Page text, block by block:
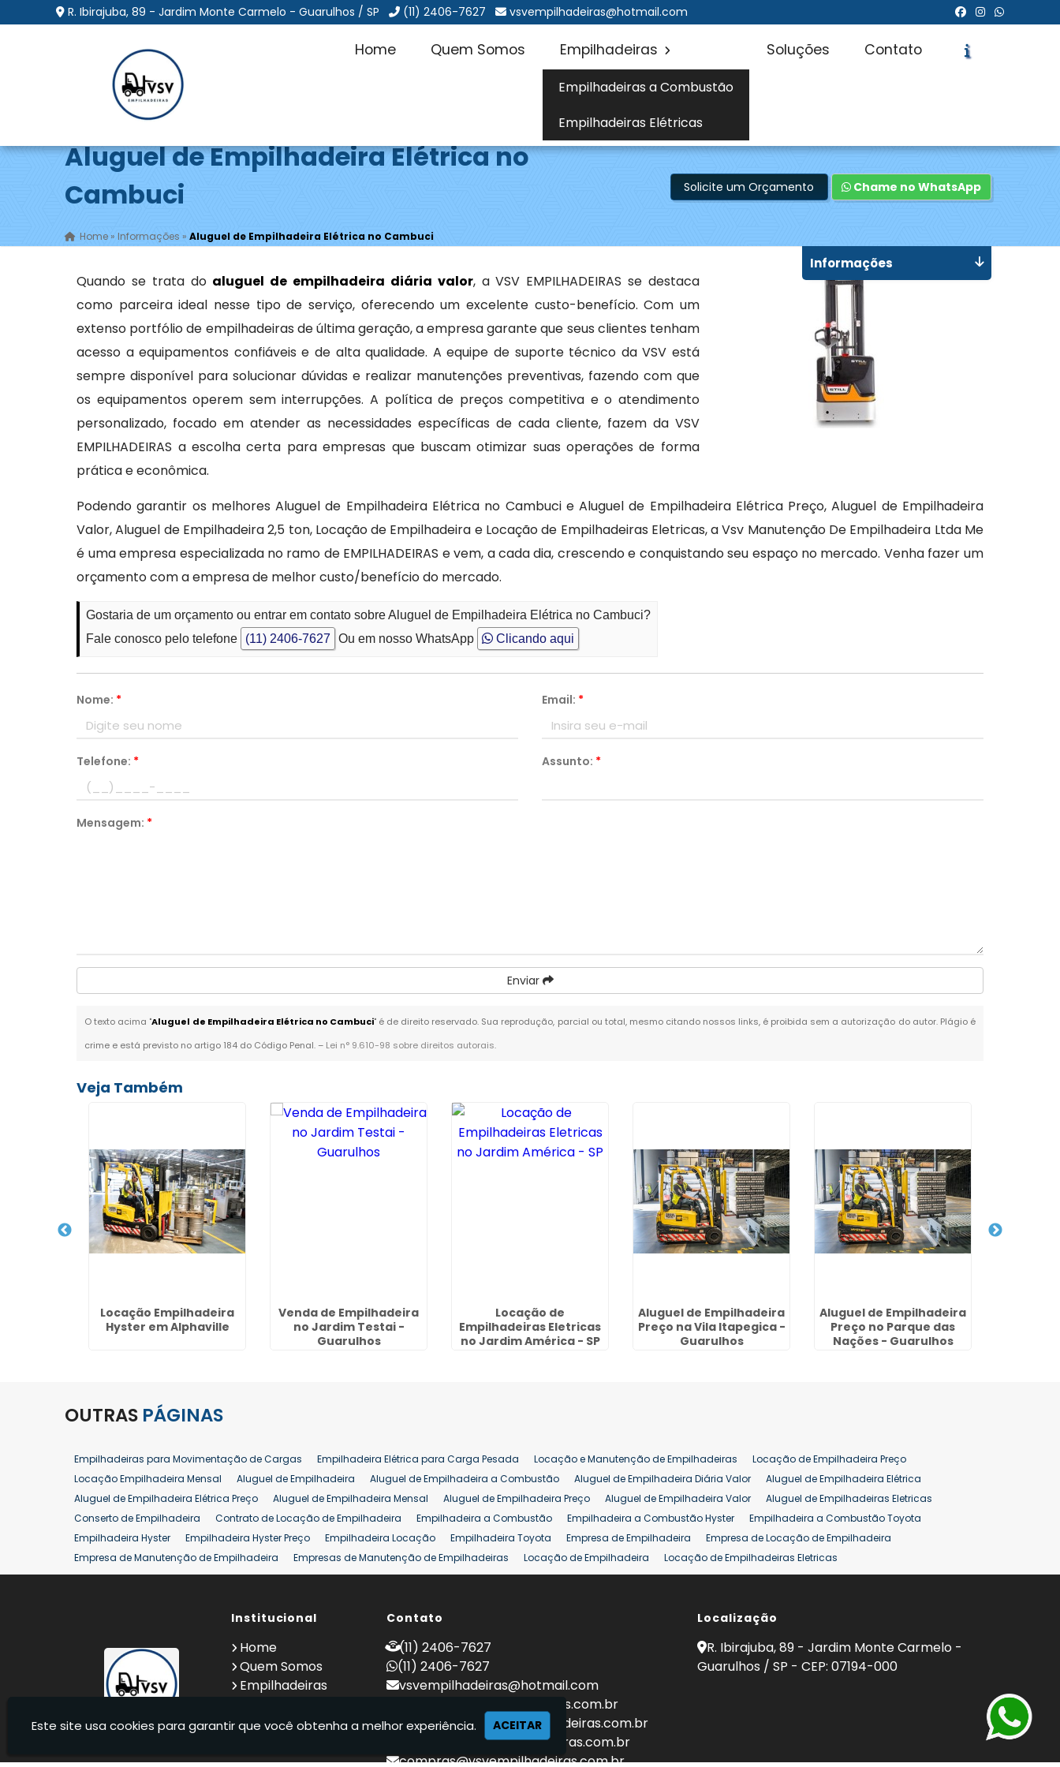
R. Ibirajuba, 89 - Jardim Monte Carmelo - Guarulhos / SP (11) 2406-7627 vsvempilhadeiras@hotmail.com
Home Quem Somos Empilhadeiras
Empilhadeiras a Combustão
Empilhadeiras Elétricas
Soluções Contato
Aluguel de Empilhadeira Elétrica no
Cambuci
Home »Informações »Aluguel de Empilhadeira Elétrica no Cambuci
Solicite um Orçamento Chame no WhatsApp
Quando se trata do aluguel de empilhadeira diária valor, a VSV EMPILHADEIRAS se destaca
como parceira ideal nesse tipo de serviço, oferecendo um excelente custo-benefício. Com um
extenso portfólio de empilhadeiras de última geração, a empresa garante que seus clientes tenham
acesso a equipamentos confiáveis e de alta qualidade. A equipe de suporte técnico da VSV está
sempre disponível para solucionar dúvidas e realizar manutenções preventivas, fazendo com que
os equipamentos operem sem interrupções. A política de preços competitiva e o atendimento
personalizado, focado em atender as necessidades específicas de cada cliente, fazem da VSV
EMPILHADEIRAS a escolha certa para empresas que buscam otimizar suas operações de forma
prática e econômica.
Podendo garantir os melhores Aluguel de Empilhadeira Elétrica no Cambuci e Aluguel de Empilhadeira Elétrica Preço, Aluguel de Empilhadeira
Valor, Aluguel de Empilhadeira 2,5 ton, Locação de Empilhadeira e Locação de Empilhadeiras Eletricas, a Vsv Manutenção De Empilhadeira Ltda Me
é uma empresa especializada no ramo de EMPILHADEIRAS e vem, a cada dia, crescendo e conquistando seu espaço no mercado. Venha fazer um
orçamento com a empresa de melhor custo/benefício do mercado.
Gostaria de um orçamento ou entrar em contato sobre Aluguel de Empilhadeira Elétrica no Cambuci?
Fale conosco pelo telefone
(11) 2406-7627 Ou em nosso WhatsApp Clicando aqui
Nome: * Email: *
Telefone: * Assunto: *
Mensagem: *
Enviar
O texto acima "Aluguel de Empilhadeira Elétrica no Cambuci" é de direito reservado. Sua reprodução, parcial ou total, mesmo citando nossos links, é proibida sem a autorização do autor. Plágio é
crime e está previsto no artigo 184 do Código Penal. – Lei n° 9.610-98 sobre direitos autorais.
Informações
Veja Também
Locação Empilhadeira
Hyster em Alphaville
Venda de Empilhadeira
no Jardim Testai -
Guarulhos
Locação de
Empilhadeiras Eletricas
no Jardim América - SP
Aluguel de Empilhadeira
Preço na Vila Itapegica -
Guarulhos
Aluguel de Empilhadeira
Preço no Parque das
Nações - Guarulhos
OUTRAS PÁGINAS
Empilhadeiras para Movimentação de Cargas Empilhadeira Elétrica para Carga Pesada Locação e Manutenção de Empilhadeiras
Locação de Empilhadeira Preço
Locação Empilhadeira Mensal
Aluguel de Empilhadeira Aluguel de Empilhadeira a Combustão Aluguel de Empilhadeira Diária Valor
Aluguel de Empilhadeira Elétrica
Aluguel de Empilhadeira Elétrica Preço
Aluguel de Empilhadeira Mensal Aluguel de Empilhadeira Preço Aluguel de Empilhadeira Valor
Aluguel de Empilhadeiras Eletricas
Conserto de Empilhadeira
Contrato de Locação de Empilhadeira Empilhadeira a Combustão Empilhadeira a Combustão Hyster
Empilhadeira a Combustão Toyota
Empilhadeira Hyster
Empilhadeira Hyster Preço Empilhadeira Locação Empilhadeira Toyota Empresa de Empilhadeira
Empresa de Locação de Empilhadeira
Empresa de Manutenção de Empilhadeira
Empresas de Manutenção de Empilhadeiras Locação de Empilhadeira
Locação de Empilhadeiras Eletricas
Locação Empilhadeira Hyster
Locação Empilhadeira para Hipermercados Locação Empilhadeira para Mercados
Manutenção de Empilhadeiras
Comprar Empilhadeira Comprar Empilhadeira Elétrica Comprar Empilhadeira Hyster
Locação de Empilhadeira 25 ton
Comprar Empilhadeira 25 ton Empilhadeira a Combustão 25 ton Preço de Empilhadeira 25 ton Venda Empilhadeiras 25 ton
Institucional
Home
Quem Somos
Empilhadeiras
Informações
Contato
(11) 2406-7627
(11) 2406-7627
vsvempilhadeiras@hotmail.com
locacao@vsvempilhadeiras.com.br
manutencao@vsvempilhadeiras.com.br
financeiro@vsvempilhadeiras.com.br
compras@vsvempilhadeiras.com.br
Localização
R. Ibirajuba, 89 - Jardim Monte Carmelo -
Guarulhos / SP - CEP: 07194-000
Este site usa cookies para garantir que você obtenha a melhor experiência. ACEITAR